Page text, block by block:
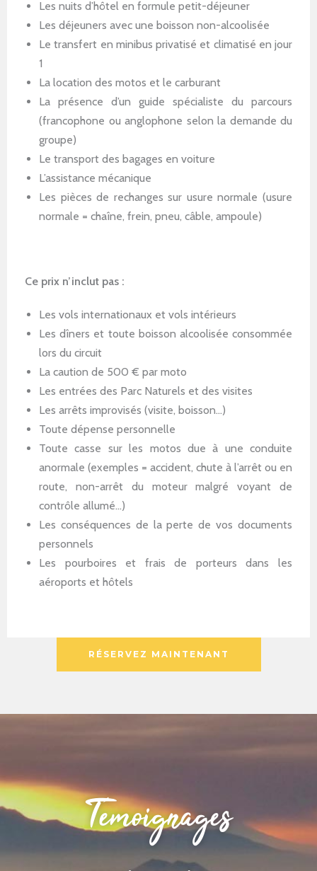
Les nuits d’hôtel en formule petit-déjeuner
Les déjeuners avec une boisson non-alcoolisée
Le transfert en minibus privatisé et climatisé en jour
1
La location des motos et le carburant
La présence d’un guide spécialiste du parcours
(francophone ou anglophone selon la demande du
groupe)
Le transport des bagages en voiture
L’assistance mécanique
Les pièces de rechanges sur usure normale (usure
normale = chaîne, frein, pneu, câble, ampoule)
Ce prix n’inclut pas :
Les vols internationaux et vols intérieurs
Les dîners et toute boisson alcoolisée consommée
lors du circuit
La caution de 500 € par moto
Les entrées des Parc Naturels et des visites
Les arrêts improvisés (visite, boisson…)
Toute dépense personnelle
Toute casse sur les motos due à une conduite
anormale (exemples = accident, chute à l’arrêt ou en
route, non-arrêt du moteur malgré voyant de
contrôle allumé…)
Les conséquences de la perte de vos documents
personnels
Les pourboires et frais de porteurs dans les
aéroports et hôtels
RÉSERVEZ MAINTENANT
Témoignages